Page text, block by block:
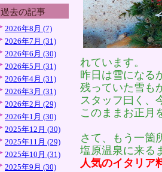
過去の記事
2026年8月 (7)
2026年7月 (31)
2026年6月 (30)
2026年5月 (31)
2026年4月 (31)
2026年3月 (31)
2026年2月 (29)
2026年1月 (30)
2025年12月 (30)
2025年11月 (29)
2025年10月 (31)
2025年9月 (30)
れています。
昨日は雪になる
残っていた雪も
スタッフ曰く、
このままお正月
さて、もう一箇
塩原温泉に来る
人気のイタリア